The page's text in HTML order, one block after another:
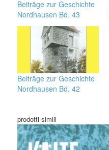
Beiträge zur Geschichte
Nordhausen Bd. 43
Beiträge zur Geschichte
Nordhausen Bd. 42
prodotti simili